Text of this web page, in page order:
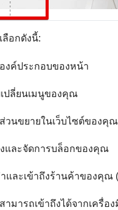
ลือกดังนี้:
งค์ประกอบของหน้า
ปลี่ยนเมนูของคุณ
วนขยายในเว็บไซต์ของคุ
และจัดการบล็อกของคุณ
และเข้าถึงร้านค้าของคุ
ามารถเข้าถึงได้จากเครื่